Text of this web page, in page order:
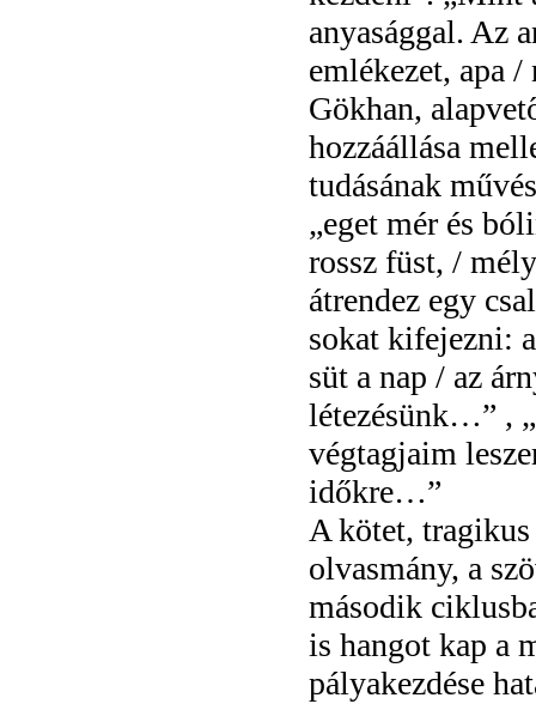
anyasággal. Az
emlékezet, apa
Gökhan,
hozzáállása
tudásának
„eget mér és
rossz füst, /
átrendez egy
sokat kifejezni:
süt a nap / az
létezésünk…” ,
végtagjaim
időkre…”
A kötet,
olvasmány, a
második
is hangot kap a
pályakezdése